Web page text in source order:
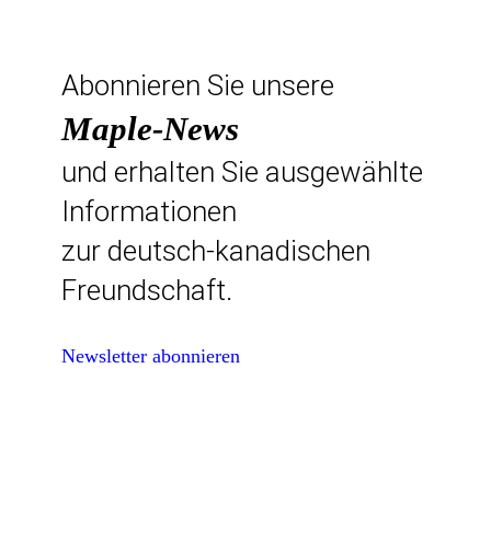
Abonnieren Sie unsere
Maple-News
und erhalten Sie ausgewählte
Informationen
zur deutsch-kanadischen
Freundschaft.
Newsletter abonnieren